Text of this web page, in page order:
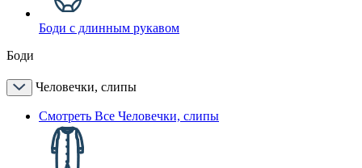
Боди с длинным рукавом
Боди
Человечки, слипы
Смотреть Все Человечки, слипы